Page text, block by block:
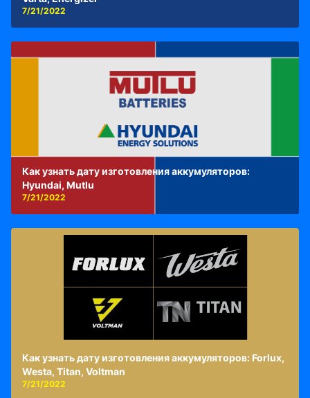
7/21/2022
Как узнать дату изготовления аккумуляторов:
Hyundai, Mutlu
7/21/2022
Как узнать дату изготовления аккумуляторов: Forlux,
Westa, Titan, Voltman
7/21/2022